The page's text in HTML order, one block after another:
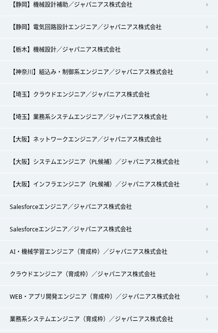
【静岡】機械設計補助／ジャパニアス株式会社
【静岡】電気回路設計エンジニア／ジャパニアス株式会社
【栃木】機械設計／ジャパニアス株式会社
【神奈川】組込み・制御系エンジニア／ジャパニアス株式会社
【埼玉】クラウドエンジニア／ジャパニアス株式会社
【埼玉】業務系システムエンジニア／ジャパニアス株式会社
【大阪】ネットワークエンジニア／ジャパニアス株式会社
【大阪】システムエンジニア（PL候補）／ジャパニアス株式会社
【大阪】インフラエンジニア（PL候補）／ジャパニアス株式会社
Salesforceエンジニア／ジャパニアス株式会社
Salesforceエンジニア／ジャパニアス株式会社
AI・機械学習エンジニア（育成枠）／ジャパニアス株式会社
クラウドエンジニア（育成枠）／ジャパニアス株式会社
WEB・アプリ開発エンジニア（育成枠）／ジャパニアス株式会社
業務系システムエンジニア（育成枠）／ジャパニアス株式会社